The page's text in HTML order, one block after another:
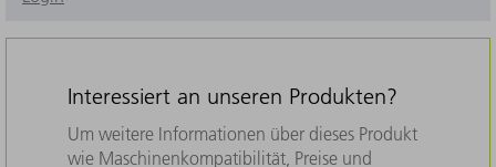
Interessiert an unseren Produkten?
Um weitere Informationen über dieses Produkt
wie Maschinenkompatibilität, Preise und